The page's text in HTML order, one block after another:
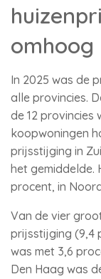
omhoog
In 2025 was de
alle provincies.
de 12
koopwoningen
prijsstijging in
het gemiddelde.
procent, in
Van de vier
prijsstijging (9,4
was met 3,6
Den Haag was